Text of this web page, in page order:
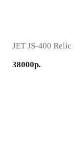
JET JS-400 Relic
38000р.